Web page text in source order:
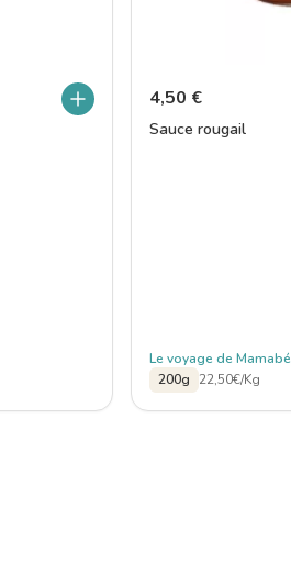
4,50 €
Sauce rougail
Le voyage de Mamabé
200g
22,50€/Kg